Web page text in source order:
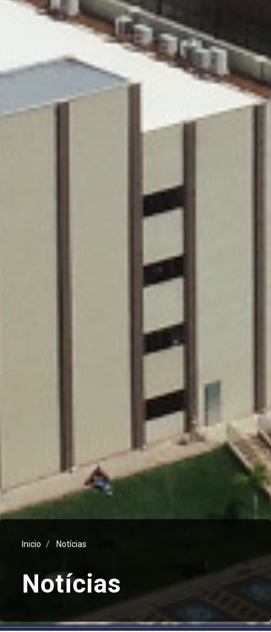
Inicio Notícias
Notícias